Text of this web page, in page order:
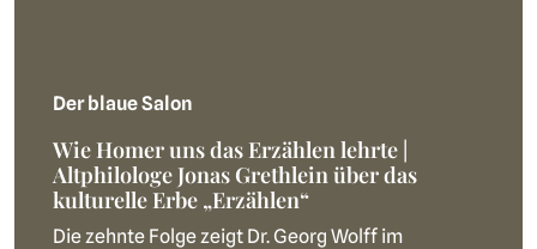
Der blaue Salon
Wie Homer uns das Erzählen lehrte |
Altphilologe Jonas Grethlein über das
kulturelle Erbe „Erzählen“
Die zehnte Folge zeigt Dr. Georg Wolff im